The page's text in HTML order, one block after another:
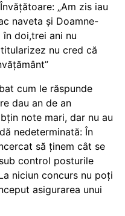
„Am zis iau
naveta și Doamne-
doi,trei ani nu
nu cred că
cum le răspunde
dau an de an
note mari, dar nu au
nedeterminată: În
să ținem cât se
control posturile
niciun concurs nu poți
asigurarea unui